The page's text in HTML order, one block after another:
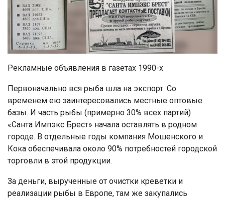
Рекламные объявления в газетах 1990-х
Первоначально вся рыба шла на экспорт. Со
временем ею заинтересовались местные оптовые
базы. И часть рыбы (примерно 30% всех партий)
«Санта Импэкс Брест» начала оставлять в родном
городе. В отдельные годы компания Мошенского и
Кока обеспечивала около 90% потребностей городской
торговли в этой продукции.
За деньги, вырученные от очистки креветки и
реализации рыбы в Европе, там же закупались